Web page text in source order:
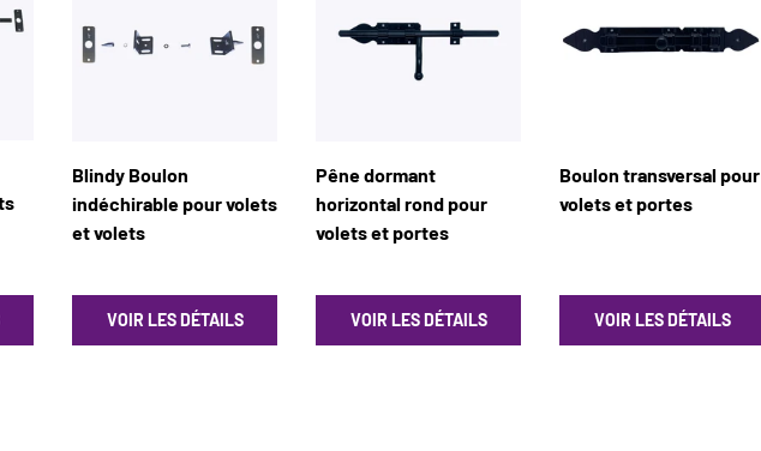
Blindy Boulon
indéchirable pour volets
et volets
VOIR LES DÉTAILS
Pêne dormant
horizontal rond pour
volets et portes
VOIR LES DÉTAILS
Boulon transversal pour
volets et portes
VOIR LES DÉTAILS